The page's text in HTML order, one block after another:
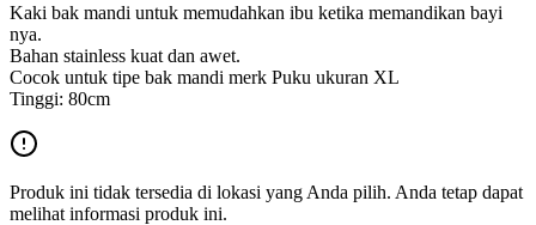
Kaki bak mandi untuk memudahkan ibu ketika memandikan bayi
nya.
Bahan stainless kuat dan awet.
Cocok untuk tipe bak mandi merk Puku ukuran XL
Tinggi: 80cm
Produk ini tidak tersedia di lokasi yang Anda pilih. Anda tetap dapat
melihat informasi produk ini.